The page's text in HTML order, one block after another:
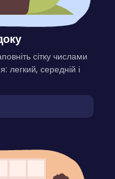
сітку числами
легкий, середній і